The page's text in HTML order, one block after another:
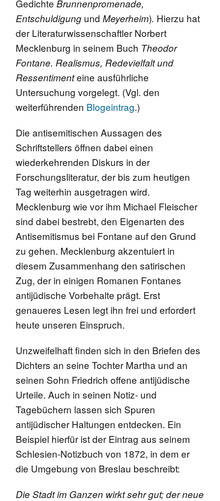
Gedichte Brunnenpromenade,
Entschuldigung und Meyerheim). Hierzu hat
der Literaturwissenschaftler Norbert
Mecklenburg in seinem Buch Theodor
Fontane. Realismus, Redevielfalt und
Ressentimenteine ausführliche
Untersuchung vorgelegt. (Vgl. den
weiterführenden Blogeintrag.)
Die antisemitischen Aussagen des
Schriftstellers öffnen dabei einen
wiederkehrenden Diskurs in der
Forschungsliteratur, der bis zum heutigen
Tag weiterhin ausgetragen wird.
Mecklenburg wie vor ihm Michael Fleischer
sind dabei bestrebt, den Eigenarten des
Antisemitismus bei Fontane auf den Grund
zu gehen. Mecklenburg akzentuiert in
diesem Zusammenhang den satirischen
Zug, der in einigen Romanen Fontanes
antijüdische Vorbehalte prägt. Erst
genaueres Lesen legt ihn frei und erfordert
heute unseren Einspruch.
Unzweifelhaft finden sich in den Briefen des
Dichters an seine Tochter Martha und an
seinen Sohn Friedrich offene antijüdische
Urteile. Auch in seinen Notiz- und
Tagebüchern lassen sich Spuren
antijüdischer Haltungen entdecken. Ein
Beispiel hierfür ist der Eintrag aus seinem
Schlesien-Notizbuch von 1872, in dem er
die Umgebung von Breslau beschreibt:
Die Stadt im Ganzen wirkt sehr gut; der neue